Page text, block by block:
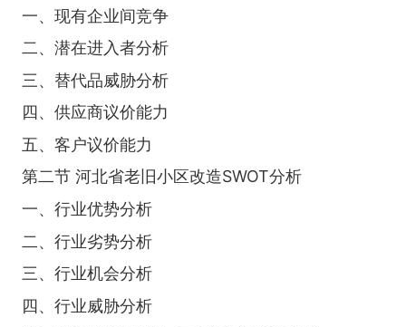
一、现有企业间竞争
二、潜在进入者分析
三、替代品威胁分析
四、供应商议价能力
五、客户议价能力
第二节 河北省老旧小区改造SWOT分析
一、行业优势分析
二、行业劣势分析
三、行业机会分析
四、行业威胁分析